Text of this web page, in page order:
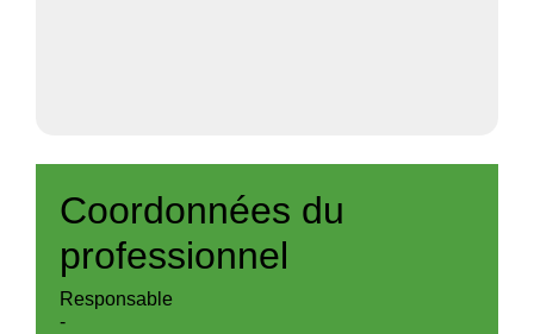
Coordonnées du
professionnel
Responsable
-